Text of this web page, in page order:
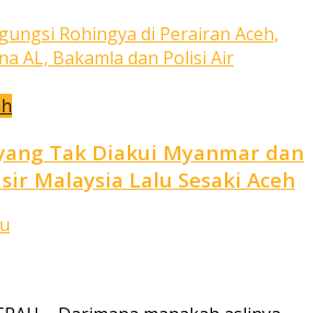
Tak Diakui Myanmar dan
Malaysia Lalu Sesaki Aceh